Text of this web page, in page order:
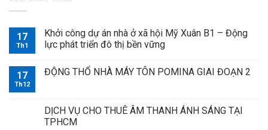
17
Th1
Khởi công dự án nhà ở xã hội Mỹ Xuân B1 – Động
lực phát triển đô thị bền vững
17
Th12
ĐỘNG THỔ NHÀ MÁY TÔN POMINA GIAI ĐOẠN 2
DỊCH VỤ CHO THUÊ ÂM THANH ÁNH SÁNG TẠI
TPHCM